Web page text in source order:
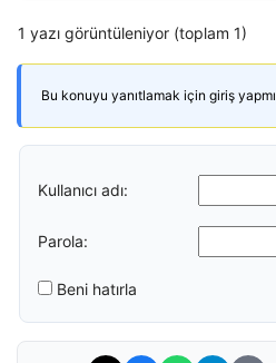
1 yazı görüntüleniyor (toplam 1)
Bu konuyu yanıtlamak için giriş
Kullanıcı adı:
Parola:
Beni hatırla